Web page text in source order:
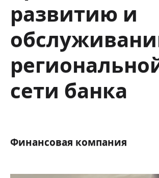
развитию и
сети банка
Финансовая компания